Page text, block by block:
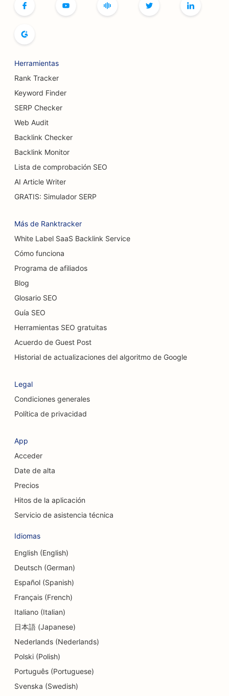
SEO para cafeterías de juegos de mesa
SEO para servicios de aumento mamario
SEO para restaurantes buffet
SEO para cirujanos de quemaduras
SEO para cafeterías
SEO para pastelerías
SEO para lavaderos de coches
SEO para concesionarios de coches
SEO para servicios de limpieza
SEO para quiroprácticos
SEO para servicios de peeling químico
SEO para cirujanos craneofaciales
SEO para cafeterías
SEO para cooperativas de crédito
SEO para tiendas de delicatessen
SEO para servicios de asesoramiento sobre
SEO para servicios de cambio de divisas
SEO para estudios de danza
SEO para servicios de dermoabrasión
SEO para guarderías
SEO para clínicas dentales
SEO para tiendas de detalles
SEO para comensales
Herramientas
Rank Tracker
Keyword Finder
SERP Checker
Web Audit
Backlink Checker
Backlink Monitor
Lista de comprobación SEO
AI Article Writer
GRATIS: Simulador SERP
Más de Ranktracker
White Label SaaS Backlink Service
Cómo funciona
Programa de afiliados
Blog
Glosario SEO
Guía SEO
Herramientas SEO gratuitas
Acuerdo de Guest Post
Historial de actualizaciones del algoritmo de Google
Legal
Condiciones generales
Política de privacidad
App
Acceder
Date de alta
Precios
Hitos de la aplicación
Servicio de asistencia técnica
Idiomas
English (English)
Deutsch (German)
Español (Spanish)
Français (French)
Italiano (Italian)
日本語 (Japanese)
Nederlands (Nederlands)
Polski (Polish)
Português (Portuguese)
Svenska (Swedish)